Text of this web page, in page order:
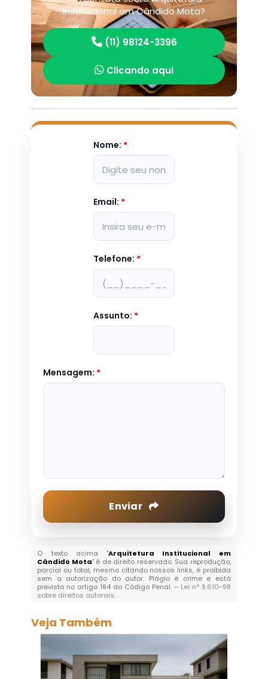
Institucional em Cândido Mota?
(11) 98124-3396
Clicando aqui
Nome: *
Email: *
Telefone: *
Assunto: *
Mensagem: *
Enviar
O texto acima "Arquitetura Institucional em
Cândido Mota" é de direito reservado. Sua reprodução,
parcial ou total, mesmo citando nossos links, é proibida
sem a autorização do autor. Plágio é crime e está
previsto no artigo 184 do Código Penal. – Lei n° 9.610-98
sobre direitos autorais.
Veja Também